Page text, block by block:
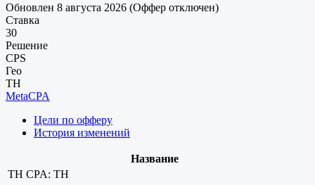
Обновлен 8 августа 2026 (Оффер отключен)
Ставка
30
Решение
CPS
Гео
TH
MetaCPA
Цели по офферу
История изменений
Название
TH CPA: TH